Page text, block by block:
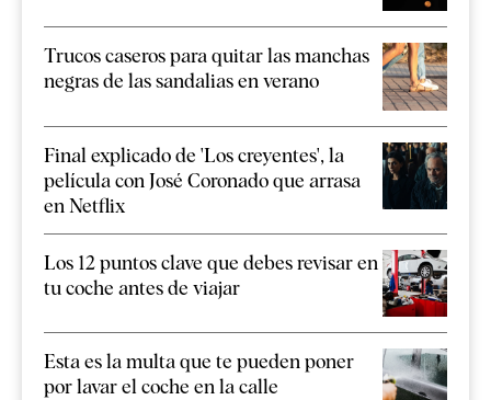
Trucos caseros para quitar las manchas
negras de las sandalias en verano
Final explicado de 'Los creyentes', la
película con José Coronado que arrasa
en Netflix
Los 12 puntos clave que debes revisar en
tu coche antes de viajar
Esta es la multa que te pueden poner
por lavar el coche en la calle